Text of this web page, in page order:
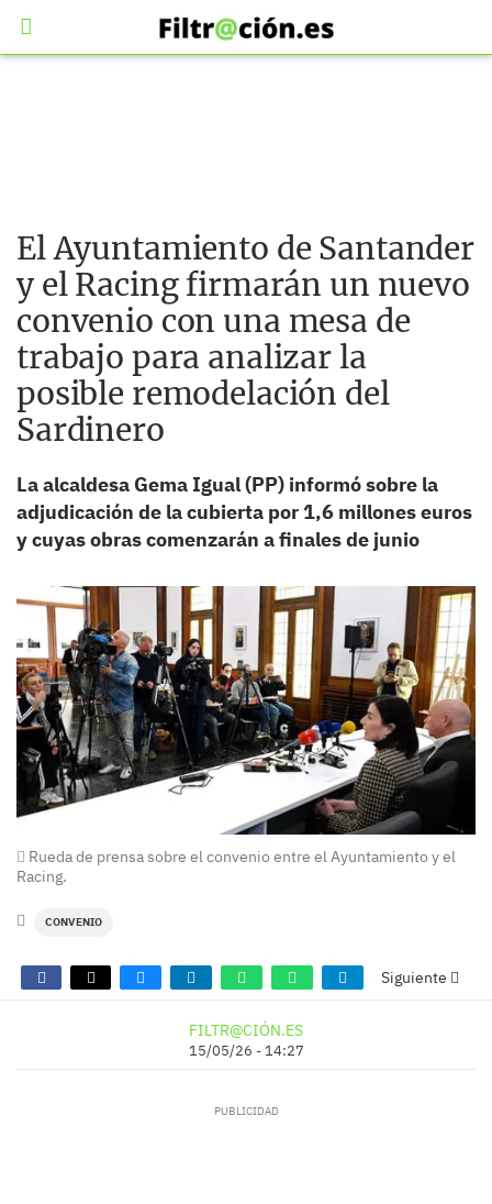
El Ayuntamiento de Santander
y el Racing firmarán un nuevo
convenio con una mesa de
trabajo para analizar la
posible remodelación del
Sardinero
La alcaldesa Gema Igual (PP) informó sobre la
adjudicación de la cubierta por 1,6 millones euros
y cuyas obras comenzarán a finales de junio
Rueda de prensa sobre el convenio entre el Ayuntamiento y el
Racing.
CONVENIO
Siguiente
FILTR@CIÓN.ES
15/05/26 - 14:27